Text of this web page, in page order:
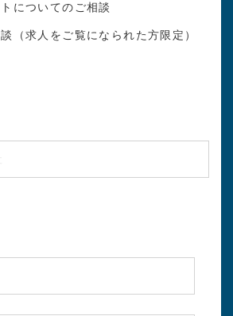
についてのご相談
（求人をご覧になられた方限定）